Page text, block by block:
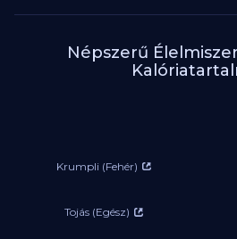
Népszerű
Krumpli (Fehér)
Tojás (Egész)